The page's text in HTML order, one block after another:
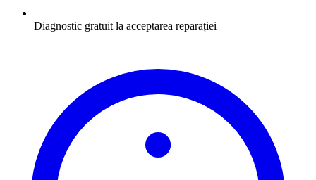
Diagnostic gratuit la acceptarea reparației